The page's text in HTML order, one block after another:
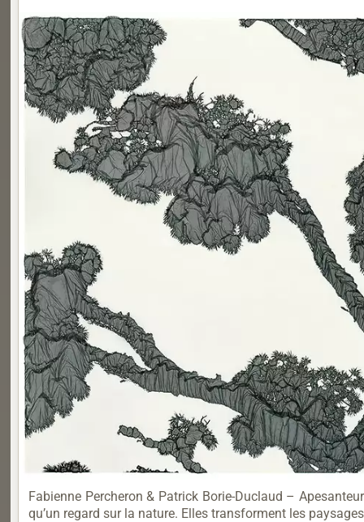
Fabienne Percheron & Patrick Borie-Duclaud –
qu’un regard sur la nature. Elles transforment les